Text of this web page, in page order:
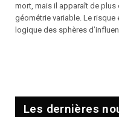
mort, mais il apparaît de plus
géométrie variable. Le risque
logique des sphères
Les dernières